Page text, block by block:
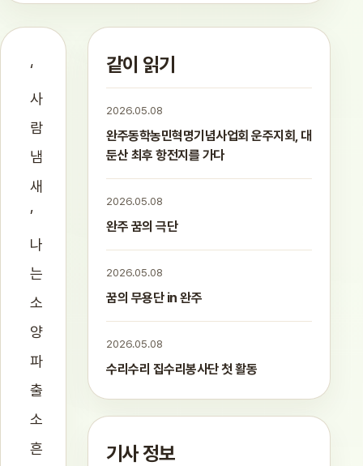
‘
사
람
냄
새
’
나
는
소
양
파
출
소
흔
같이 읽기
2026.05.08
완주동학농민혁명기념사업회 운주지회, 대
둔산 최후 항전지를 가다
2026.05.08
완주 꿈의 극단
2026.05.08
꿈의 무용단 in 완주
2026.05.08
수리수리 집수리봉사단 첫 활동
기사 정보